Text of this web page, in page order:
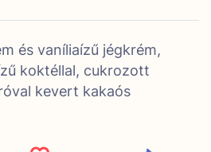
és vaníliaízű jégkrém,
koktéllal, cukrozott
kevert kakaós